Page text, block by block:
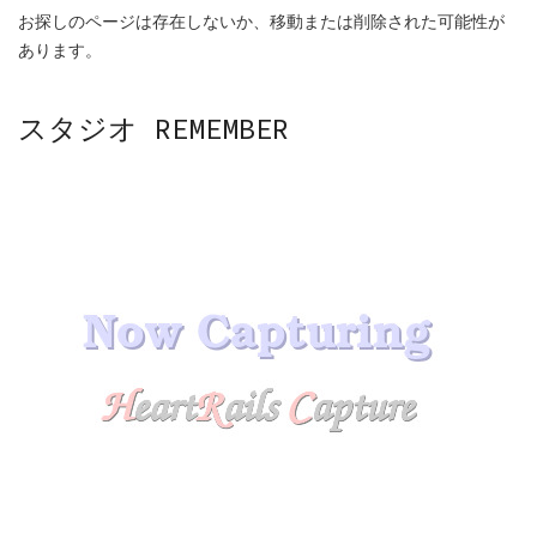
お探しのページは存在しないか、移動または削除された可能性が
あります。
スタジオ REMEMBER